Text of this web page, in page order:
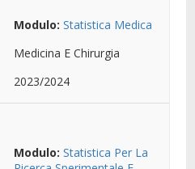
Modulo: Statistica Medica
Medicina E Chirurgia
2023/2024
Modulo: Statistica Per La